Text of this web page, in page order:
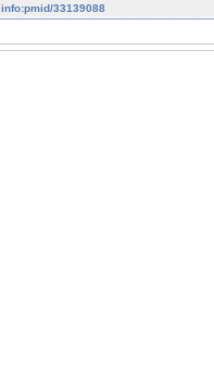
info:pmid/33139088